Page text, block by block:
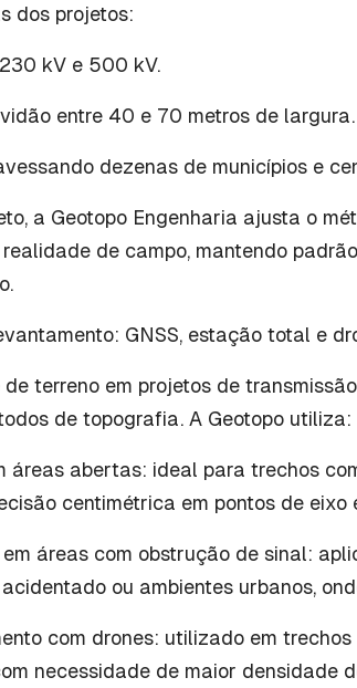
dos projetos:
kV e 500 kV.
entre 40 e 70 metros de largura.
dezenas de municípios e
a Geotopo Engenharia ajusta o
de campo, mantendo
GNSS, estação total e
terreno em projetos de
de topografia. A Geotopo utiliza:
áreas abertas: ideal para trechos
centimétrica em pontos de eixo
áreas com obstrução de sinal:
ou ambientes urbanos,
com drones: utilizado em
necessidade de maior densidade